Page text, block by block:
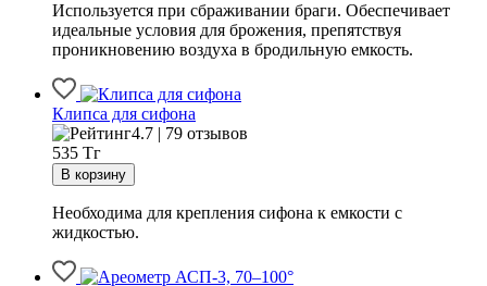
Используется при сбраживании браги. Обеспечивает
идеальные условия для брожения, препятствуя
проникновению воздуха в бродильную емкость.
Клипса для сифона
4.7 | 79 отзывов
535 Тг
Необходима для крепления сифона к емкости с
жидкостью.